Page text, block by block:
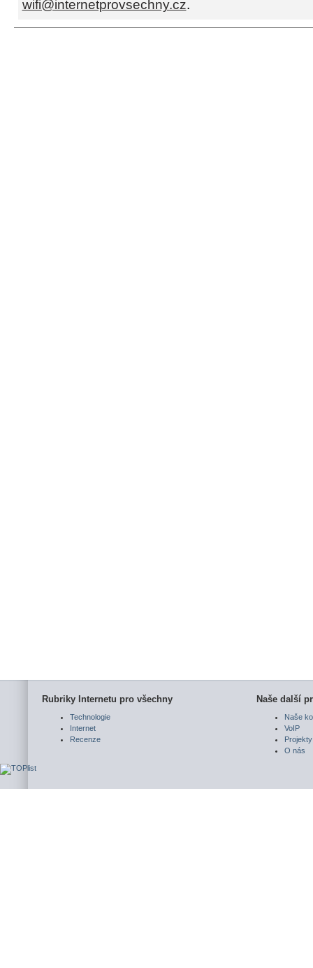
wifi@internetprovsechny.cz.
Rubriky Internetu pro všechny
Technologie
Internet
Recenze
Naše další
Naše
VoIP
Projekty
O nás